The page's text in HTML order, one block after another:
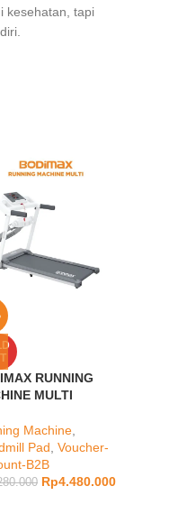
kesehatan, tapi
RUNNING
MULTI
Machine
Pad Voucher-
B2B
Rp4.480.000